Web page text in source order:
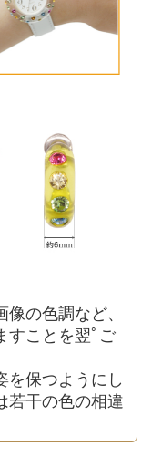
の色調など、
すことを翌ﾟご
保つようにし
若干の色の相違